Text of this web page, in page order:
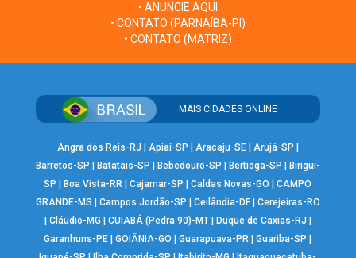
• ANUNCIE AQUI
• CONTATO (PARNAÍBA-PI)
• CONTATO (MATRIZ)
MAIS CIDADES ONLINE
Angra dos Reis-RJ Apiaí-SP Aracaju-SE| Arujá-SP
Barretos-SP
Batatais-SP Bebedouro-SP Bertioga-SP
Birigui-
SP
Boa Vista-RR |Cajamar-SP |Caldas Novas-GO |CAMPO
GRANDE-MS
Campos Jordão-SP Ceilândia-DF| Cerejeiras-RO
Cláudio-MG CUIABÁ (Pedra 90)-MT| Duque de Caxias-RJ
Garanhuns-PE |GOIÂNIA-GO |Guarapuava-PR |Guariba-SP